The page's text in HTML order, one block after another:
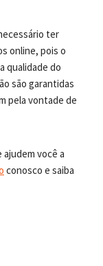
ter
online, pois o
qualidade do
são garantidas
pela vontade de
você a
conosco e saiba